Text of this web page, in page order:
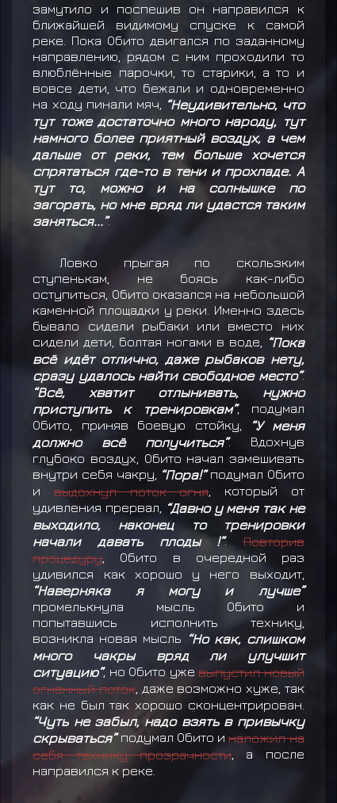
замутило и поспешив он направился к
ближайшей видимому спуске к самой
реке. Пока Обито двигался по заданному
направлению, рядом с ним проходили то
влюблённые парочки, то старики, а то и
вовсе дети, что бежали и одновременно
на ходу пинали мяч, “Неудивительно, что
тут тоже достаточно много народу, тут
намного более приятный воздух, а чем
дальше от реки, тем больше хочется
спрятаться где-то в тени и прохладе. А
тут то, можно и на солнышке по
загорать, но мне вряд ли удастся таким
заняться...”.
Ловко прыгая по скользким
ступенькам, не боясь как-либо
оступиться, Обито оказался на небольшой
каменной площадки у реки. Именно здесь
бывало сидели рыбаки или вместо них
сидели дети, болтая ногами в воде, “Пока
всё идёт отлично, даже рыбаков нету,
сразу удалось найти свободное место”.
“Всё, хватит отлынивать, нужно
приступить к тренировкам”, подумал
Обито, приняв боевую стойку,
“У меня
должно всё получиться”. Вдохнув
глубоко воздух, Обито начал замешивать
внутри себя чакру, “Пора!”подумал Обито
и выдохнул поток огня, который от
удивления прервал, “Давно у меня так не
выходило, наконец то тренировки
начали давать плоды !”.Повторив
процедуру, Обито в очередной раз
удивился как хорошо у него выходит,
“Наверняка я могу и лучше”
промелькнула мысль Обито и
попытавшись исполнить технику,
возникла новая мысль “Но как, слишком
много чакры вряд ли улучшит
ситуацию”, но Обито ужевыпустил новый
огненный поток, даже возможно хуже, так
как не был так хорошо сконцентрирован.
“Чуть не забыл, надо взять в привычку
скрываться”подумал Обито иналожил на
себя технику прозрачности, а после
направился к реке.